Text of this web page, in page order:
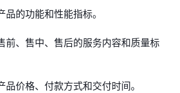
品的功能和性能指标。
前、售中、售后的服务内容和质量标
品价格、付款方式和交付时间。